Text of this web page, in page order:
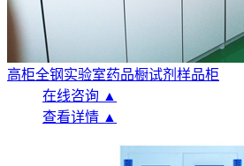
高柜全钢实验室药品橱试剂样品柜
在线咨询 ▲
查看详情 ▲